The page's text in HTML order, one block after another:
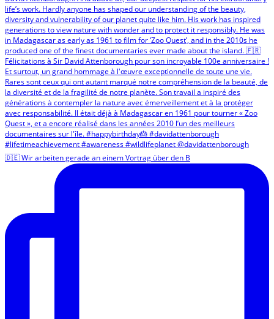
🇩🇪 Wir arbeiten gerade an einem Vortrag über den B